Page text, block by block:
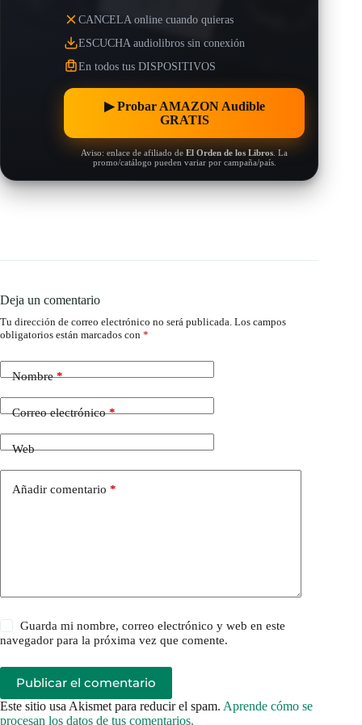
CANCELA online cuando quieras
ESCUCHA audiolibros sin conexión
En todos tus DISPOSITIVOS
▶︎ Probar AMAZON Audible
GRATIS
Aviso: enlace de afiliado deEl Orden de los Libros . La
promo/catálogo pueden variar por campaña/país.
Deja un comentario
Tu dirección de correo electrónico no será publicada. Los campos
obligatorios están marcados con *
Nombre*
Correo electrónico*
Web
Añadir comentario *
Guarda mi nombre, correo electrónico y web en este
navegador para la próxima vez que comente.
Publicar el comentario
Este sitio usa Akismet para reducir el spam. Aprende cómo se
procesan los datos de tus comentarios.